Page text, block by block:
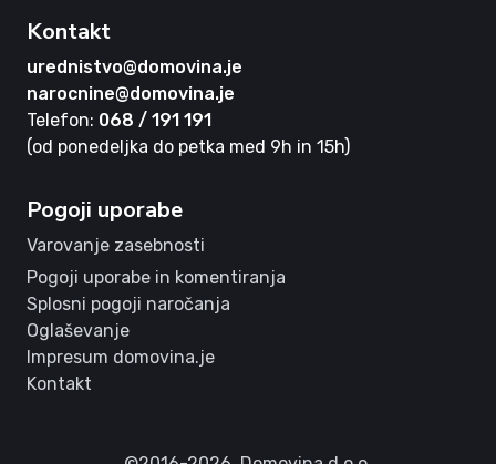
Kontakt
urednistvo@domovina.je
narocnine@domovina.je
Telefon: 068 / 191 191
(od ponedeljka do petka med 9h in 15h)
Pogoji uporabe
Varovanje zasebnosti
Pogoji uporabe in komentiranja
Splosni pogoji naročanja
Oglaševanje
Impresum domovina.je
Kontakt